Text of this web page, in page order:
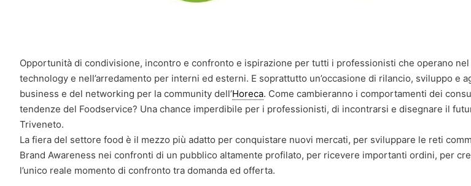
Opportunità di condivisione, incontro e confronto e ispirazione per tutti i professionisti che operano nel
technology e nell’arredamento per interni ed esterni. E soprattutto un’occasione di rilancio, sviluppo e
business e del networking per la community dell’Horeca. Come cambieranno i comportamenti dei
tendenze del Foodservice? Una chance imperdibile per i professionisti, di incontrarsi e disegnare il
Triveneto.
La fiera del settore food è il mezzo più adatto per conquistare nuovi mercati, per sviluppare le reti
Brand Awareness nei confronti di un pubblico altamente profilato, per ricevere importanti ordini, per
l’unico reale momento di confronto tra domanda ed offerta.